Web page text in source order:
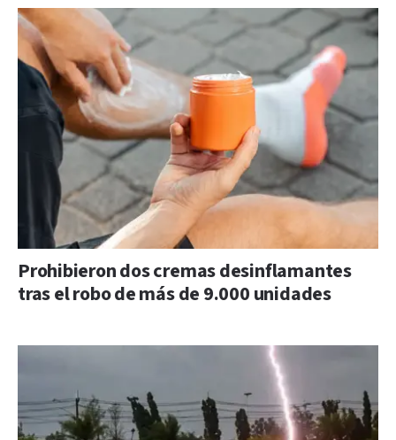
Prohibieron dos cremas desinflamantes
tras el robo de más de 9.000 unidades